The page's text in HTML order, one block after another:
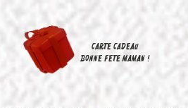
carte cadeau
Bonne fete maman !